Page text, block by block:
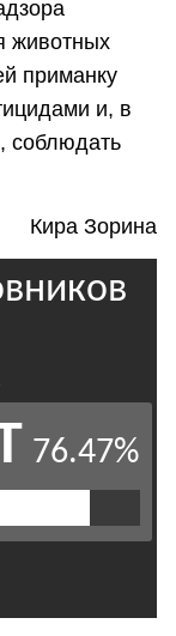
животных
приманку
и, в
соблюдать
Кира Зорина